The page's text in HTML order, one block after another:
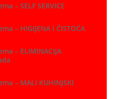
– SELF SERVICE
– HIGIJENA i ČISTOĆA
– ELIMINACIJA
– MALI KUHINJSKI